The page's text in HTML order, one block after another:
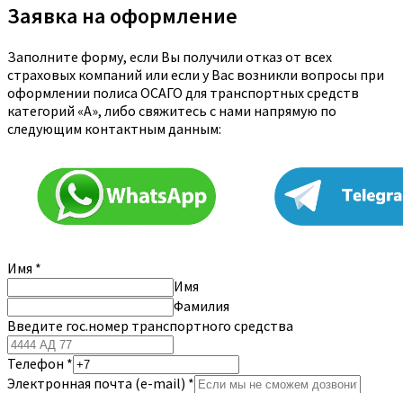
Заявка на оформление
Заполните форму, если Вы получили отказ от всех
страховых компаний или если у Вас возникли вопросы при
оформлении полиса ОСАГО для транспортных средств
категорий «A», либо свяжитесь с нами напрямую по
следующим контактным данным:
Имя *
Имя
Фамилия
Введите гос.номер транспортного средства
Телефон *
Электронная почта (e-mail) *